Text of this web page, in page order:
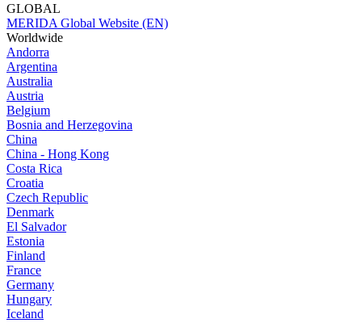
GLOBAL
MERIDA Global Website (EN)
Worldwide
Andorra
Argentina
Australia
Austria
Belgium
Bosnia and Herzegovina
China
China - Hong Kong
Costa Rica
Croatia
Czech Republic
Denmark
El Salvador
Estonia
Finland
France
Germany
Hungary
Iceland